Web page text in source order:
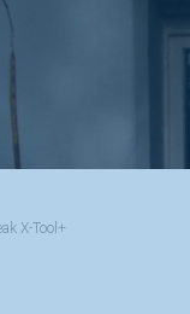
X-Tool+